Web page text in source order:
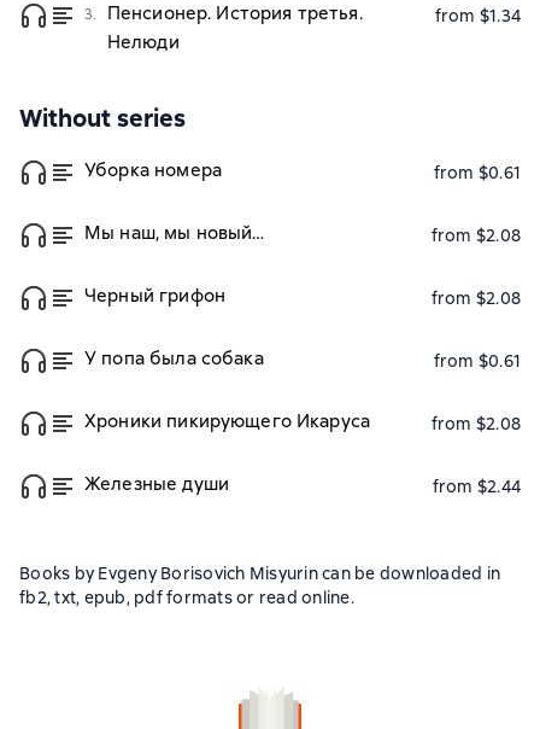
3.
Пенсионер. История третья.
Нелюди
from $1.34
Without series
Уборка номера from $0.61
Мы наш, мы новый… from $2.08
Черный грифон from $2.08
У попа была собака from $0.61
Хроники пикирующего Икаруса from $2.08
Железные души from $2.44
Books by Evgeny Borisovich Misyurin can be downloaded in
fb2, txt, epub, pdf formats or read online.